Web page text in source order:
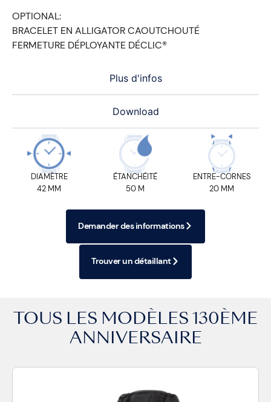
Plus d'infos
Download
OPTIONAL:
BRACELET EN ALLIGATOR CAOUTCHOUTÉ
FERMETURE DÉPLOYANTE DÉCLIC®
DIAMÈTRE
42 MM
ÉTANCHÉITÉ
50 M
ENTRE-CORNES
20 MM
Demander des informations
Trouver un détaillant
TOUS LES MODÈLES 130ÈME
ANNIVERSAIRE